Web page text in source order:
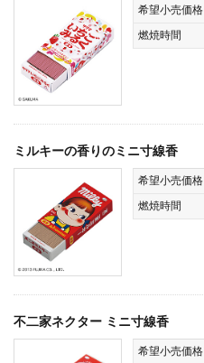
希望小売価格
燃焼時間
ミルキーの香りのミニ寸線香
希望小売価格
燃焼時間
不二家ネクター ミニ寸線香
希望小売価格